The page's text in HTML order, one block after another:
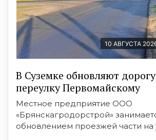
10 АВГУСТА
В Суземке обновляют
переулку Первомайскому
Местное предприятие ООО
«Брянскагродорстрой»
обновлением проезжей части на